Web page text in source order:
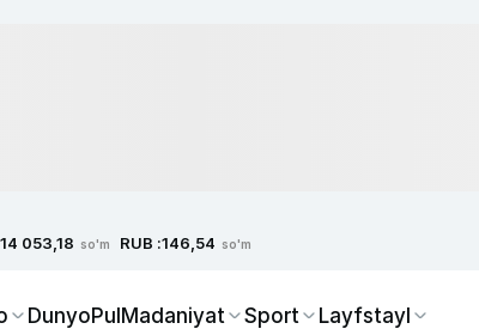
14 053,18 so'm RUB :146,54 so'm
DunyoPulMadaniyat Sport Layfstayl